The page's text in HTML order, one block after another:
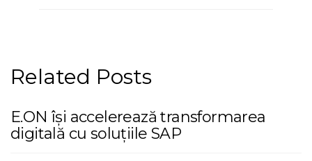
Related Posts
E.ON își accelerează transformarea
digitală cu soluțiile SAP